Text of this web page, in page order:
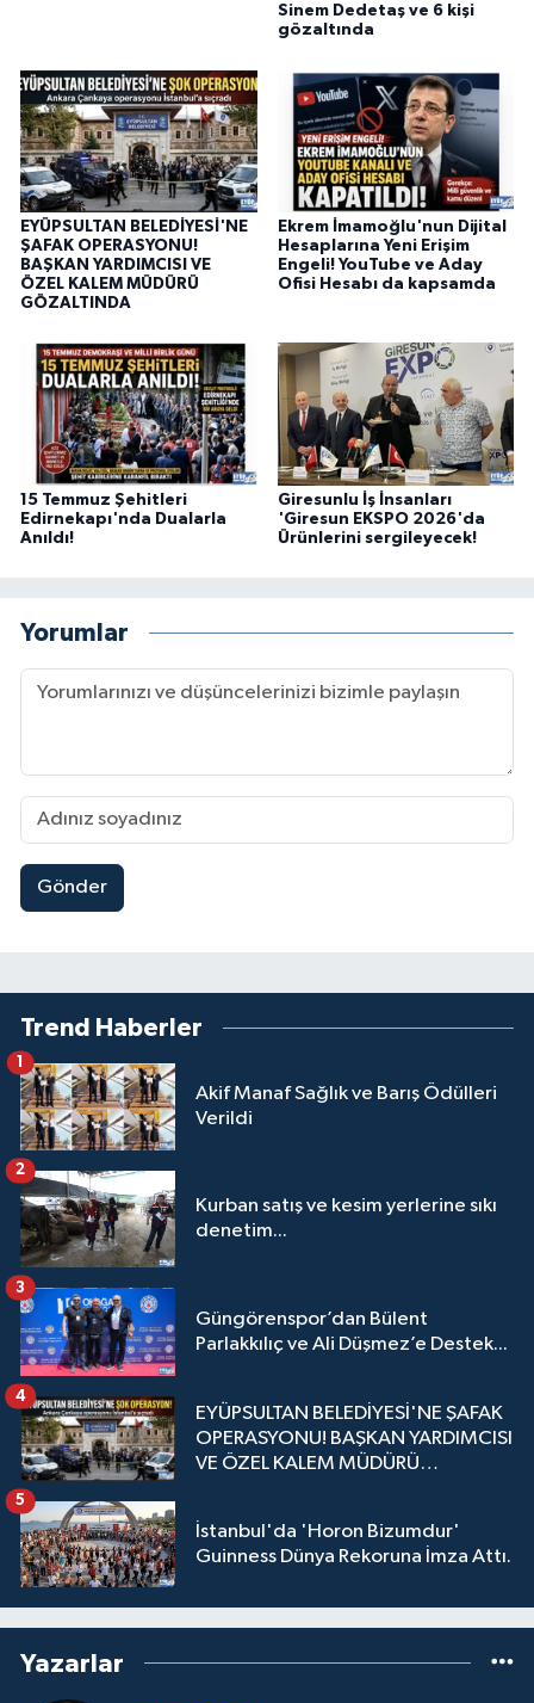
Sinem Dedetaş ve 6 kişi
gözaltında
EYÜPSULTAN BELEDİYESİ'NE
ŞAFAK OPERASYONU!
BAŞKAN YARDIMCISI VE
ÖZEL KALEM MÜDÜRÜ
GÖZALTINDA
Ekrem İmamoğlu'nun Dijital
Hesaplarına Yeni Erişim
Engeli! YouTube ve Aday
Ofisi Hesabı da kapsamda
15 Temmuz Şehitleri
Edirnekapı'nda Dualarla
Anıldı!
Giresunlu İş İnsanları
'Giresun EKSPO 2026'da
Ürünlerini sergileyecek!
Yorumlar
Gönder
Trend Haberler
Akif Manaf Sağlık ve Barış Ödülleri
Verildi
1
Kurban satış ve kesim yerlerine sıkı
denetim...
2
Güngörenspor’dan Bülent
Parlakkılıç ve Ali Düşmez’e Destek...
3
EYÜPSULTAN BELEDİYESİ'NE ŞAFAK
OPERASYONU! BAŞKAN YARDIMCISI
VE ÖZEL KALEM MÜDÜRÜ
4
İstanbul'da 'Horon Bizumdur'
Guinness Dünya Rekoruna İmza Attı.
5
Yazarlar